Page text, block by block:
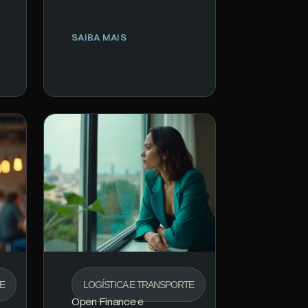
PIX processando 200M+…
SAIBA MAIS
LOGÍSTICA E TRANSPORTE
Open Finance e